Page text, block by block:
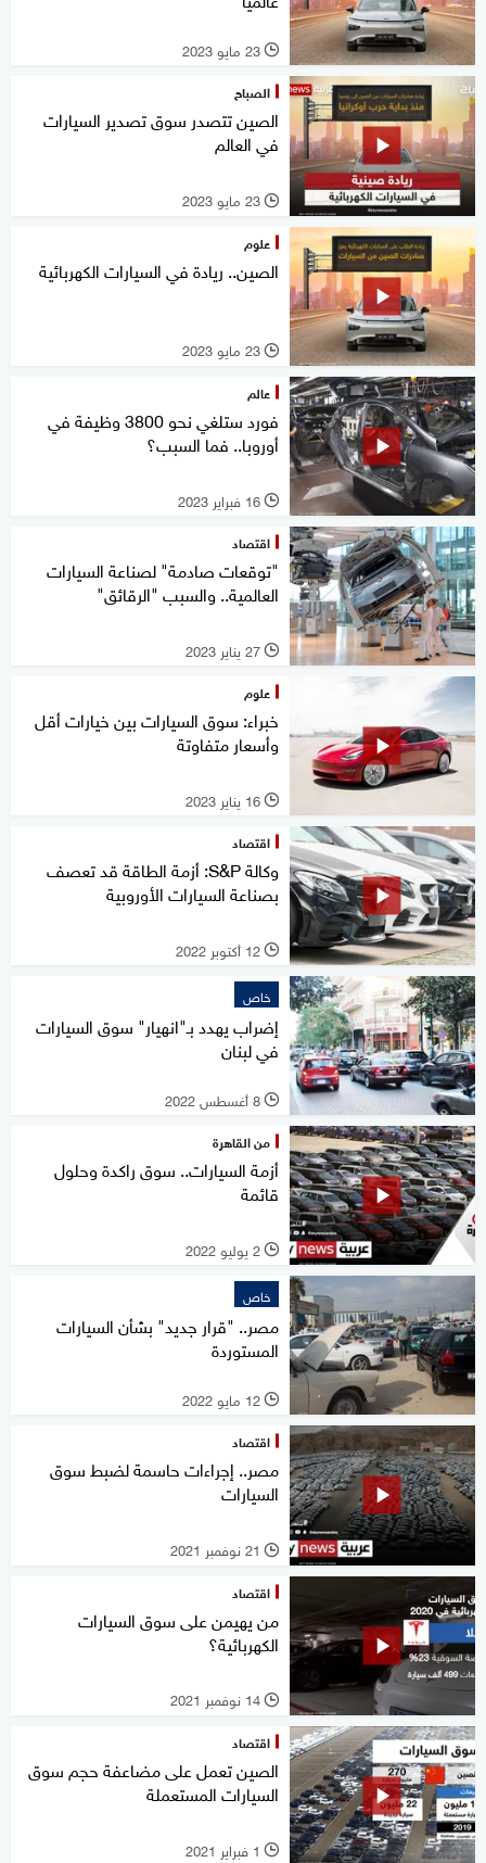
l 23 مايو 2023
الصباح
الصين تتصدر سوق تصدير السيارات
في العالم
l 23 مايو 2023
علوم
الصين.. ريادة في السيارات الكهربائية
l 23 مايو 2023
عالم
فورد ستلغي نحو 3800 وظيفة في
أوروبا.. فما السبب؟
l 16 فبراير 2023
اقتصاد
"توقعات صادمة" لصناعة السيارات
العالمية.. والسبب "الرقائق"
l 27 يناير 2023
علوم
خبراء: سوق السيارات بين خيارات أقل
وأسعار متفاوتة
l 16 يناير 2023
اقتصاد
وكالة S&P: أزمة الطاقة قد تعصف
بصناعة السيارات الأوروبية
l 12 أكتوبر 2022
خاص
إضراب يهدد بـ"انهيار" سوق السيارات
في لبنان
l 8 أغسطس 2022
من القاهرة
أزمة السيارات.. سوق راكدة وحلول
قائمة
l 2 يوليو 2022
خاص
مصر.. "قرار جديد" بشأن السيارات
المستوردة
l 12 مايو 2022
اقتصاد
مصر.. إجراءات حاسمة لضبط سوق
السيارات
l 21 نوفمبر 2021
اقتصاد
من يهيمن على سوق السيارات
الكهربائية؟
l 14 نوفمبر 2021
اقتصاد
الصين تعمل على مضاعفة حجم سوق
السيارات المستعملة
l 1 فبراير 2021